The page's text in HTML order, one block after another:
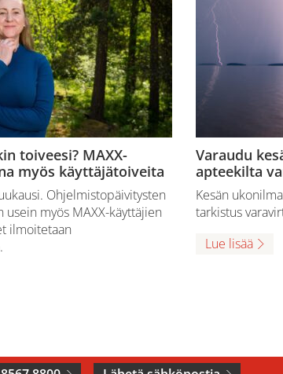
toiveesi? MAXX-
myös käyttäjätoiveita
Ohjelmistopäivitysten
usein myös MAXX-käyttäjien
ilmoitetaan
Varaudu
apteekilta
Kesän
tarkistus
Lue lisää